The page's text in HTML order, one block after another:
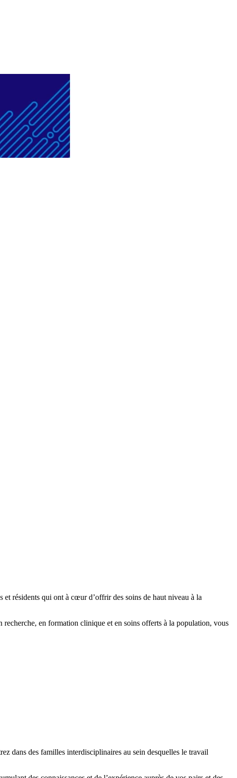
qui ont à cœur d’offrir des soins de haut niveau à la
en formation clinique et en soins offerts à la population, vous
dans des familles interdisciplinaires au sein desquelles le travail